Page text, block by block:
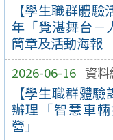
【學生職群體
年「覺湛舞台－
簡章及活動海報
2026-06-16 資料
【學生職群體
辦理「智慧車
營」